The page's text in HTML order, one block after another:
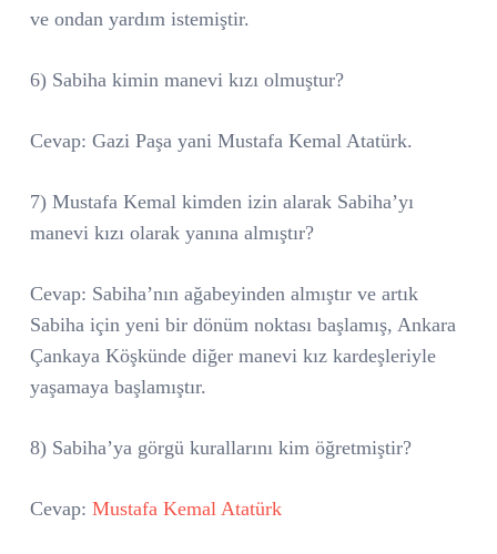
ve ondan yardım istemiştir.
6) Sabiha kimin manevi kızı olmuştur?
Cevap: Gazi Paşa yani Mustafa Kemal Atatürk.
7) Mustafa Kemal kimden izin alarak Sabiha’yı
manevi kızı olarak yanına almıştır?
Cevap: Sabiha’nın ağabeyinden almıştır ve artık
Sabiha için yeni bir dönüm noktası başlamış, Ankara
Çankaya Köşkünde diğer manevi kız kardeşleriyle
yaşamaya başlamıştır.
8) Sabiha’ya görgü kurallarını kim öğretmiştir?
Cevap: Mustafa Kemal Atatürk